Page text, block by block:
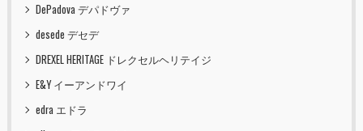
DePadova デパドヴァ
desede デセデ
DREXEL HERITAGE ドレクセルヘリテイジ
E&Y イーアンドワイ
edra エドラ